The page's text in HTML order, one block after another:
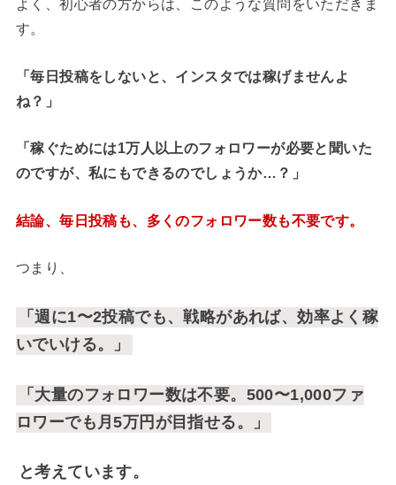
よく、初心者の方からは、このような質問をいただきま
す。
「毎日投稿をしないと、インスタでは稼げませんよ
ね？」
「稼ぐためには1万人以上のフォロワーが必要と聞いた
のですが、私にもできるのでしょうか…？」
結論、毎日投稿も、多くのフォロワー数も不要です。
つまり、
「週に1〜2投稿でも、戦略があれば、効率よく稼
いでいける。」
「大量のフォロワー数は不要。500〜1,000ファ
ロワーでも月5万円が目指せる。」
と考えています。